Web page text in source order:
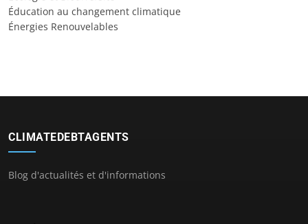
Éducation au changement climatique
Énergies Renouvelables
CLIMATEDEBTAGENTS
Blog d'actualités et d'informations